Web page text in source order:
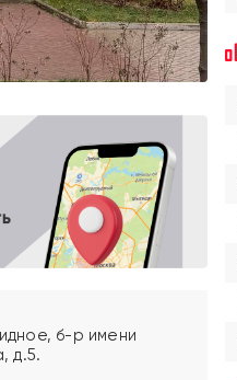
б-р имени
д.5.